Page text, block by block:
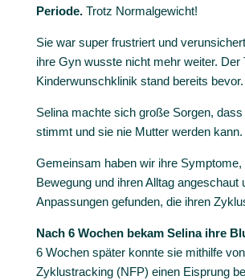
Periode. Trotz Normalgewicht!
Sie war super frustriert und
ihre Gyn wusste nicht mehr weiter. Der
Kinderwunschklinik stand bereits bevor.
Selina machte sich große Sorgen,
stimmt und sie nie Mutter werden kann.
Gemeinsam haben wir ihre Symptome,
Bewegung und ihren Alltag angeschaut
Anpassungen gefunden, die ihren
Nach 6 Wochen bekam Selina ihre
6 Wochen später konnte sie mithilfe von
Zyklustracking (NFP) einen Eisprung